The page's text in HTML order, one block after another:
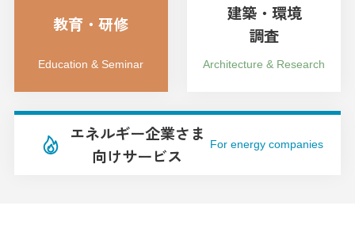
教育・研修
Education & Seminar
建築・環境
調査
Architecture & Research
エネルギー企業さま
向けサービス
For energy companies